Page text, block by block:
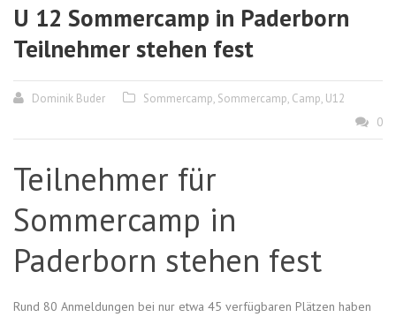
U 12 Sommercamp in Paderborn
Teilnehmer stehen fest
Dominik Buder Sommercamp, Sommercamp, Camp, U12
0
Teilnehmer für
Sommercamp in
Paderborn stehen fest
Rund 80 Anmeldungen bei nur etwa 45 verfügbaren Plätzen haben